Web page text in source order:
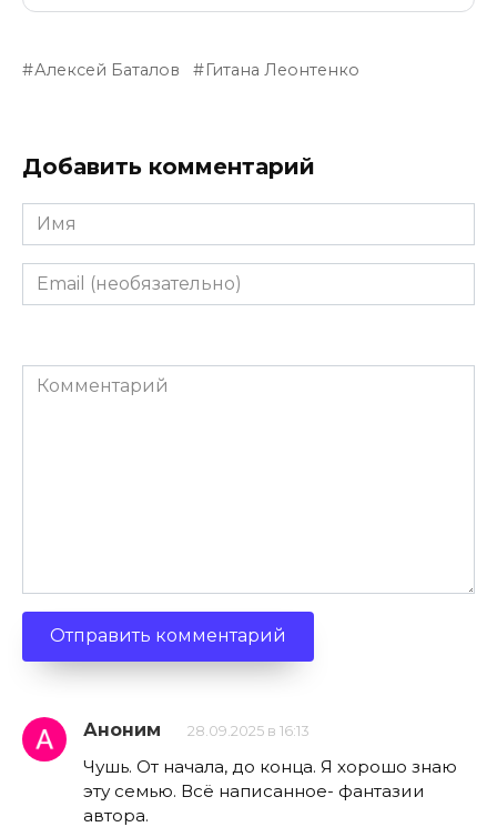
Алексей Баталов Гитана Леонтенко
Добавить комментарий
Имя
Email
(необязательно)
Комментарий
Аноним 28.09.2025 в 16:13
Чушь. От начала, до конца. Я хорошо знаю
эту семью. Всё написанное- фантазии
автора.